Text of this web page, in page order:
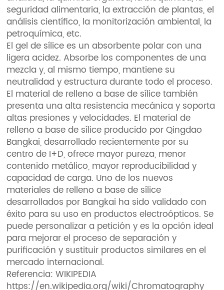
seguridad alimentaria, la extracción de plantas, el
análisis científico, la monitorización ambiental, la
petroquímica, etc.
El gel de sílice es un absorbente polar con una
ligera acidez. Absorbe los componentes de una
mezcla y, al mismo tiempo, mantiene su
neutralidad y estructura durante todo el proceso.
El material de relleno a base de sílice también
presenta una alta resistencia mecánica y soporta
altas presiones y velocidades. El material de
relleno a base de sílice producido por Qingdao
Bangkai, desarrollado recientemente por su
centro de I+D, ofrece mayor pureza, menor
contenido metálico, mayor reproducibilidad y
capacidad de carga. Uno de los nuevos
materiales de relleno a base de sílice
desarrollados por Bangkai ha sido validado con
éxito para su uso en productos electroópticos. Se
puede personalizar a petición y es la opción ideal
para mejorar el proceso de separación y
purificación y sustituir productos similares en el
mercado internacional.
Referencia: WIKIPEDIA
https://en.wikipedia.org/wiki/Chromatography